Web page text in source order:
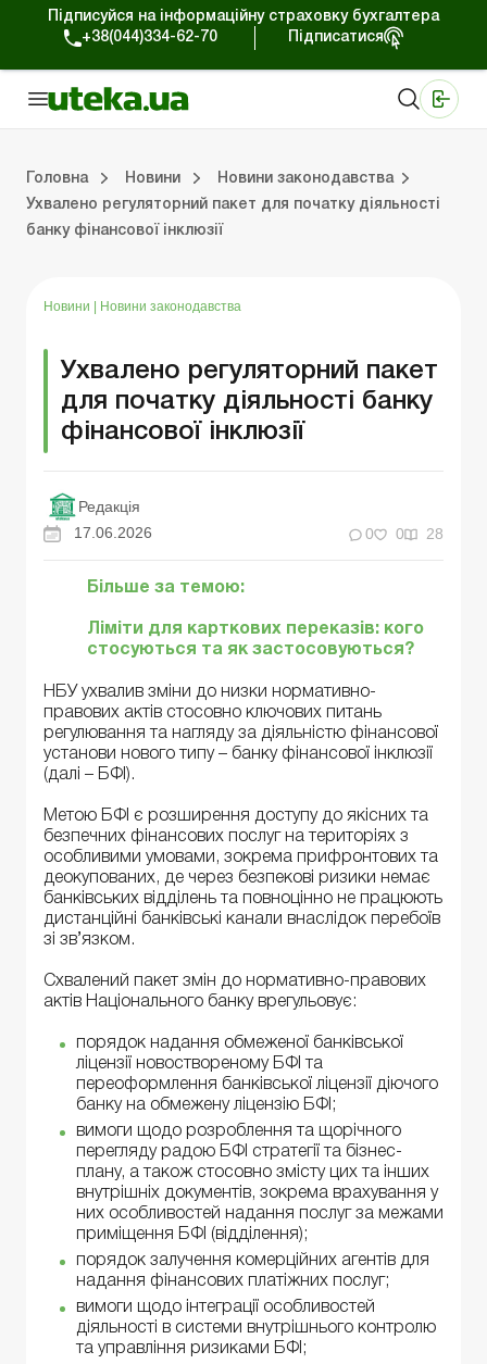
Підписуйся на інформаційну страховку бухгалтера
+38(044)334-62-70
Підписатися
Головна Новини
Новини законодавства
Ухвалено регуляторний пакет для початку діяльності
банку фінансової інклюзії
Новини Новини законодавства
Ухвалено регуляторний пакет
для початку діяльності банку
фінансової інклюзії
Редакція
17.06.2026
0 0 28
Більше за темою:
Ліміти для карткових переказів: кого
стосуються та як застосовуються?
НБУ ухвалив зміни до низки нормативно-
правових актів стосовно ключових питань
регулювання та нагляду за діяльністю фінансової
установи нового типу – банку фінансової інклюзії
(далі – БФІ).
Метою БФІ є розширення доступу до якісних та
безпечних фінансових послуг на територіях з
особливими умовами, зокрема прифронтових та
деокупованих, де через безпекові ризики немає
банківських відділень та повноцінно не працюють
дистанційні банківські канали внаслідок перебоїв
зі зв’язком.
Схвалений пакет змін до нормативно-правових
актів Національного банку врегульовує:
порядок надання обмеженої банківської
ліцензії новоствореному БФІ та
переоформлення банківської ліцензії діючого
банку на обмежену ліцензію БФІ;
вимоги щодо розроблення та щорічного
перегляду радою БФІ стратегії та бізнес-
плану, а також стосовно змісту цих та інших
внутрішніх документів, зокрема врахування у
них особливостей надання послуг за межами
приміщення БФІ (відділення);
порядок залучення комерційних агентів для
надання фінансових платіжних послуг;
вимоги щодо інтеграції особливостей
діяльності в системи внутрішнього контролю
та управління ризиками БФІ;